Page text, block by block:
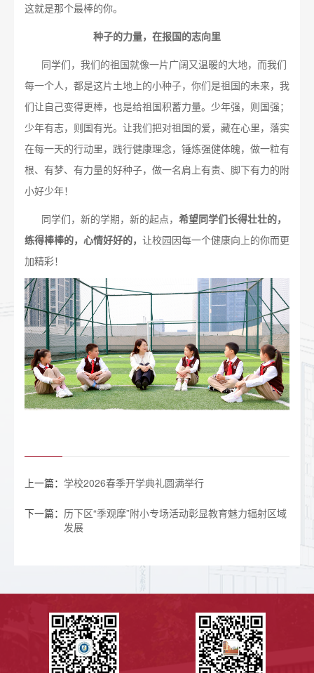
这就是那个最棒的你。
种子的力量，在报国的志向里
同学们，我们的祖国就像一片广阔又温暖的大地，而我们
每一个人，都是这片土地上的小种子，你们是祖国的未来，我
们让自己变得更棒，也是给祖国积蓄力量。少年强，则国强；
少年有志，则国有光。让我们把对祖国的爱，藏在心里，落实
在每一天的行动里，践行健康理念，锤炼强健体魄，做一粒有
根、有梦、有力量的好种子，做一名肩上有责、脚下有力的附
小好少年！
同学们，新的学期，新的起点， 希望同学们长得壮壮的，
练得棒棒的，心情好好的， 让校园因每一个健康向上的你而更
加精彩！
上一篇： 学校2026春季开学典礼圆满举行
下一篇： 历下区“季观摩”附小专场活动彰显教育魅力辐射区域
发展